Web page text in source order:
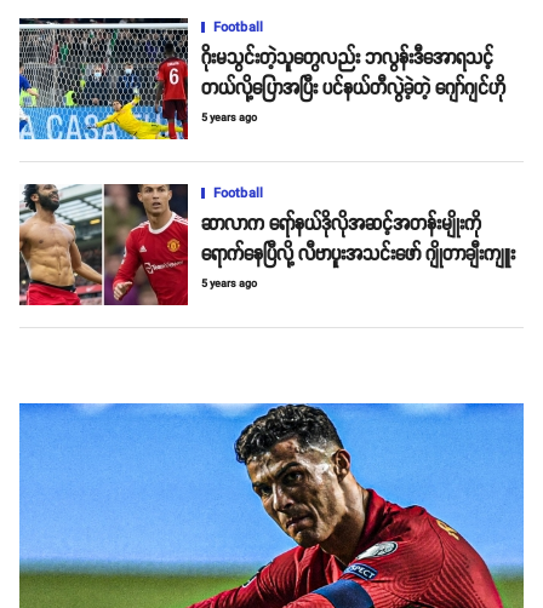
Football
ဂိုးမသွင်းတဲ့သူတွေလည်း ဘလွန်းဒီအောရသင့်
တယ်လို့ပြောအပြီး ပင်နယ်တီလွဲခဲ့တဲ့ ဂျော်ဂျင်ဟို
5 years ago
Football
ဆာလာက ရော်နယ်ဒိုလိုအဆင့်အတန်းမျိုးကို
ရောက်နေပြီလို့ လီဗာပူးအသင်းဖော် ဂျိုတာချီးကျူး
5 years ago